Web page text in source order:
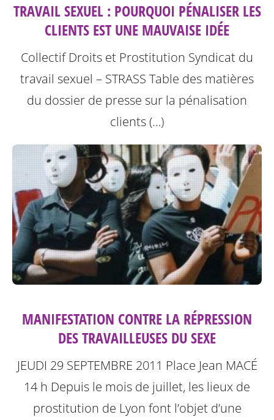
TRAVAIL SEXUEL : POURQUOI PÉNALISER LES
CLIENTS EST UNE MAUVAISE IDÉE
Collectif Droits et Prostitution Syndicat du
travail sexuel – STRASS Table des matières
du dossier de presse sur la pénalisation
clients (…)
MANIFESTATION CONTRE LA RÉPRESSION
DES TRAVAILLEUSES DU SEXE
JEUDI 29 SEPTEMBRE 2011 Place Jean MACÉ
14 h Depuis le mois de juillet, les lieux de
prostitution de Lyon font l’objet d’une